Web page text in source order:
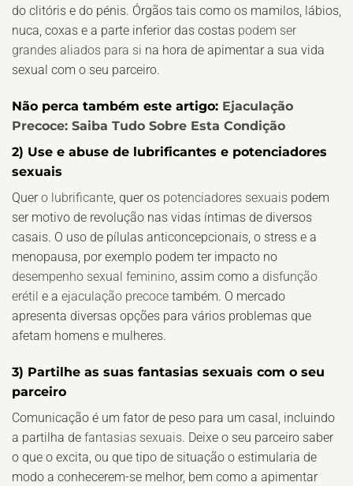
do clitóris e do pénis. Órgãos tais como os mamilos, lábios,
nuca, coxas e a parte inferior das costas podem ser
grandes aliados para si na hora de apimentar a sua vida
sexual com o seu parceiro.
Não perca também este artigo: Ejaculação
Precoce: Saiba Tudo Sobre Esta Condição
2) Use e abuse de lubrificantes e potenciadores
sexuais
Quero lubrificante, quer os potenciadores sexuais podem
ser motivo de revolução nas vidas íntimas de diversos
casais. O uso de pílulas anticoncepcionais, o stress e a
menopausa, por exemplo podem ter impacto no
desempenho sexual feminino, assim como a disfunção
erétil e a ejaculação precoce também. O mercado
apresenta diversas opções para vários problemas que
afetam homens e mulheres.
3) Partilhe as suas fantasias sexuais com o seu
parceiro
Comunicação é um fator de peso para um casal, incluindo
a partilha de fantasias sexuais. Deixe o seu parceiro saber
o que o excita, ou que tipo de situação o estimularia de
modo a conhecerem-se melhor, bem como a apimentar